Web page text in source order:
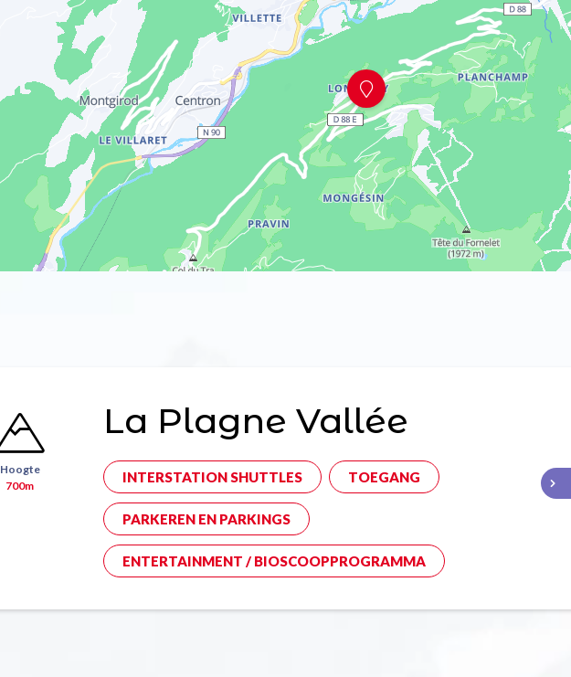
Hoogte
700m
La Plagne Vallée
INTERSTATION SHUTTLES TOEGANG
PARKEREN EN PARKINGS
ENTERTAINMENT / BIOSCOOPPROGRAMMA